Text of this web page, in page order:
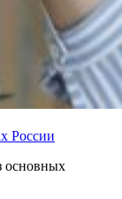
России
основных